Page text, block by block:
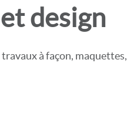
design
à façon, maquettes,